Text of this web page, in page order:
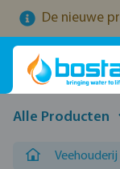
de
Ga naar de
Ga naar de
De nieuwe
Alle Producten
Veehouderij